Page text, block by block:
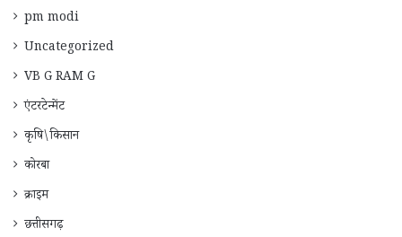
pm modi
Uncategorized
VB G RAM G
एंटरटेन्मेंट
कृषि\किसान
कोरबा
क्राइम
छत्तीसगढ़